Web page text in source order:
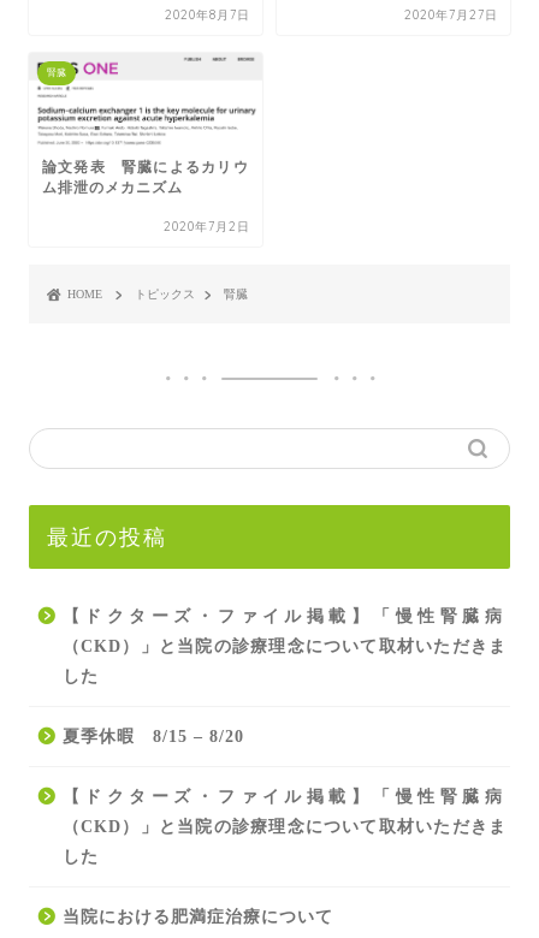
2020年8月7日 2020年7月27日
腎臓
論文発表 腎臓によるカリウ
ム排泄のメカニズム
2020年7月2日
HOME トピックス 腎臓
最近の投稿
【ドクターズ・ファイル掲載】「慢性腎臓病
（CKD）」と当院の診療理念について取材いただきま
した
夏季休暇 8/15 – 8/20
【ドクターズ・ファイル掲載】「慢性腎臓病
（CKD）」と当院の診療理念について取材いただきま
した
当院における肥満症治療について